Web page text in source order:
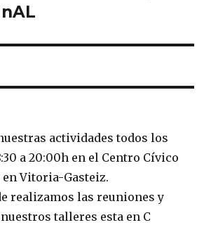
actividades todos los
a 20:00h en el Centro Cívico
Vitoria-Gasteiz.
realizamos las reuniones y
talleres esta en C